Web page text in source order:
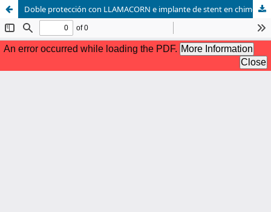
Doble protección con LLAMACORN e implante de stent en chimenea en el reemplazo valvular aórtico percutáneo con la técnica valve-in-valve de alto riesgo para bioprótesis pequeñas